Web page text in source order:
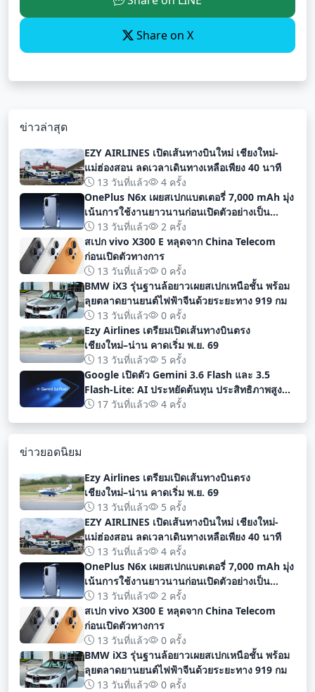
Share on X
ข่าวล่าสุด
EZY AIRLINES เปิดเส้นทางบินใหม่ เชียงใหม่-
แม่ฮ่องสอน ลดเวลาเดินทางเหลือเพียง 40 นาที
13 วันที่แล้ว
4 ครั้ง
OnePlus N6x เผยสเปกแบตเตอรี่ 7,000 mAh มุ่ง
เน้นการใช้งานยาวนานก่อนเปิดตัวอย่างเป็น
ทางการ
13 วันที่แล้ว
2 ครั้ง
สเปก vivo X300 E หลุดจาก China Telecom
ก่อนเปิดตัวทางการ
13 วันที่แล้ว
0 ครั้ง
BMW iX3 รุ่นฐานล้อยาวเผยสเปกเหนือชั้น พร้อม
ลุยตลาดยานยนต์ไฟฟ้าจีนด้วยระยะทาง 919 กม
13 วันที่แล้ว
0 ครั้ง
Ezy Airlines เตรียมเปิดเส้นทางบินตรง
เชียงใหม่–น่าน คาดเริ่ม พ.ย. 69
13 วันที่แล้ว
5 ครั้ง
Google เปิดตัว Gemini 3.6 Flash และ 3.5
Flash-Lite: AI ประหยัดต้นทุน ประสิทธิภาพสูง
สำหรับนักพัฒนา
17 วันที่แล้ว 4 ครั้ง
ข่าวยอดนิยม
Ezy Airlines เตรียมเปิดเส้นทางบินตรง
เชียงใหม่–น่าน คาดเริ่ม พ.ย. 69
13 วันที่แล้ว
5 ครั้ง
EZY AIRLINES เปิดเส้นทางบินใหม่ เชียงใหม่-
แม่ฮ่องสอน ลดเวลาเดินทางเหลือเพียง 40 นาที
13 วันที่แล้ว
4 ครั้ง
OnePlus N6x เผยสเปกแบตเตอรี่ 7,000 mAh มุ่ง
เน้นการใช้งานยาวนานก่อนเปิดตัวอย่างเป็น
ทางการ
13 วันที่แล้ว
2 ครั้ง
สเปก vivo X300 E หลุดจาก China Telecom
ก่อนเปิดตัวทางการ
13 วันที่แล้ว
0 ครั้ง
BMW iX3 รุ่นฐานล้อยาวเผยสเปกเหนือชั้น พร้อม
ลุยตลาดยานยนต์ไฟฟ้าจีนด้วยระยะทาง 919 กม
13 วันที่แล้ว
0 ครั้ง